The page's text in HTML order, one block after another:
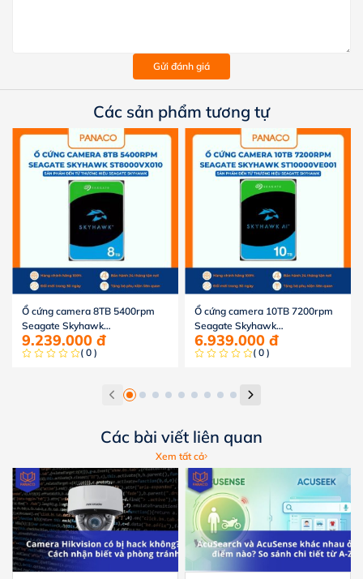
Gửi đánh giá
Các sản phẩm tương tự
Ổ cứng camera 8TB 5400rpm
Seagate Skyhawk
ST8000VX010
9.239.000 đ
( 0 )
Ổ cứng camera 10TB 7200rpm
Seagate Skyhawk
ST10000VE001
6.939.000 đ
( 0 )
Các bài viết liên quan
Xem tất cả